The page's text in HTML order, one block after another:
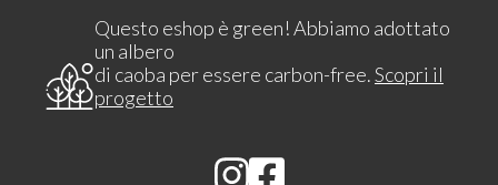
Questo eshop è green! Abbiamo adottato
un albero
di caoba per essere carbon-free.Scopri il
progetto